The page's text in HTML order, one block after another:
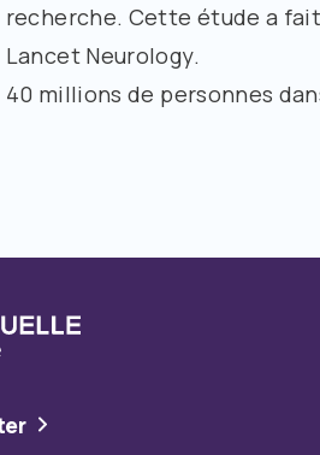
recherche. Cette étude a
Lancet Neurology.
40 millionsde personnes